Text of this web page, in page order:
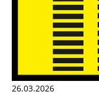
26.03.2026